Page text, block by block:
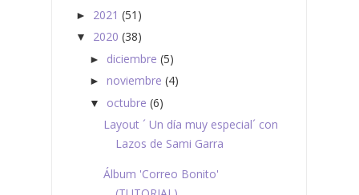
► 2021 (51)
▼ 2020 (38)
► diciembre (5)
► noviembre (4)
▼ octubre (6)
Layout ´ Un día muy especial´ con
Lazos de Sami Garra
Álbum 'Correo Bonito'